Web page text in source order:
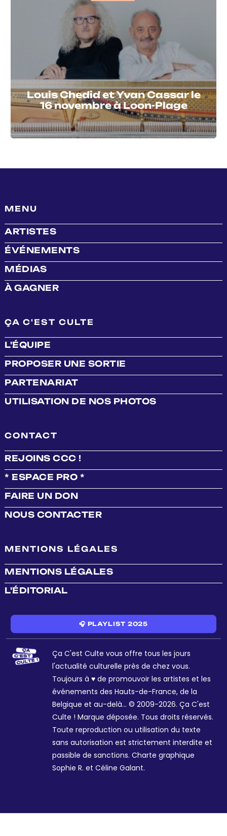
Louis Chedid et Yvan Cassar le
16 novembre à Loon-Plage
MENU
ARTISTES
ÉVÉNEMENTS
MÉDIAS
À GAGNER
ÇA C'EST CULTE
L'ÉQUIPE
PROPOSER UNE SORTIE
PARTENARIAT
UTILISATION DE NOS PHOTOS
CONTACT
REJOINS CCC !
* ESPACE PRO *
FAIRE UN DON
NOUS CONTACTER
MENTIONS LÉGALES
MENTIONS LÉGALES
L'ÉDITORIAL
🎧 PLAYLIST 2025
Ça C'est Culte vous offre tous les jours
l'actualité culturelle près de chez vous.
Toujours à ♥ de promouvoir les artistes et les
événements des Hauts-de-France, de la
Belgique et au-delà... © 2009-2026. Ça C'est
Culte ! Marque déposée. Tous droits réservés.
Toute reproduction ou utilisation du texte
sans autorisation est strictement interdite et
passible de sanctions. Charte graphique
Sophie R. et Céline Galant.